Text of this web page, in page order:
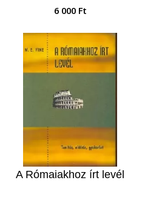
6 000 Ft
A Rómaiakhoz írt levél